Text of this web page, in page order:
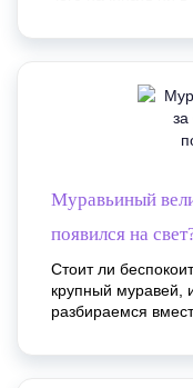
Муравьиный
появился на
Стоит ли
крупный муравей,
разбираемся